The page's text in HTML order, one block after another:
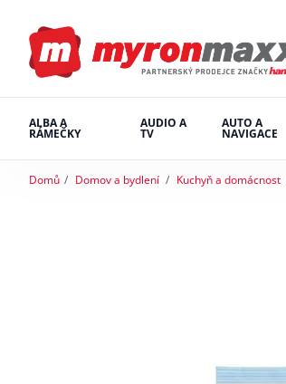
ALBA A
RÁMEČKY
AUDIO A
TV
AUTO A
NAVIGACE
Domů Domov a bydlení Kuchyň a domácnost